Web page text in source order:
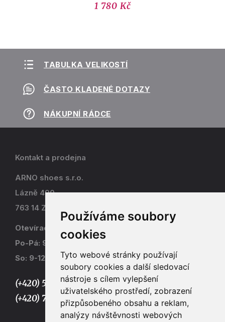
Používáme soubory
cookies
Tyto webové stránky používají
soubory cookies a další sledovací
nástroje s cílem vylepšení
uživatelského prostředí, zobrazení
přizpůsobeného obsahu a reklam,
analýzy návštěvnosti webových
1 780 Kč
TABULKA VELIKOSTÍ
ČASTO KLADENÉ DOTAZY
NÁKUPNÍ RÁDCE
Kontakt a prodejna
ARNO shoes s.r.o.
Lázně 490
763 14 Zlín - Kostelec
Otevírací doba
Po-Pá: 9-17
So: 9-12
(+420) 577 915 036,
(+420) 773 667 390